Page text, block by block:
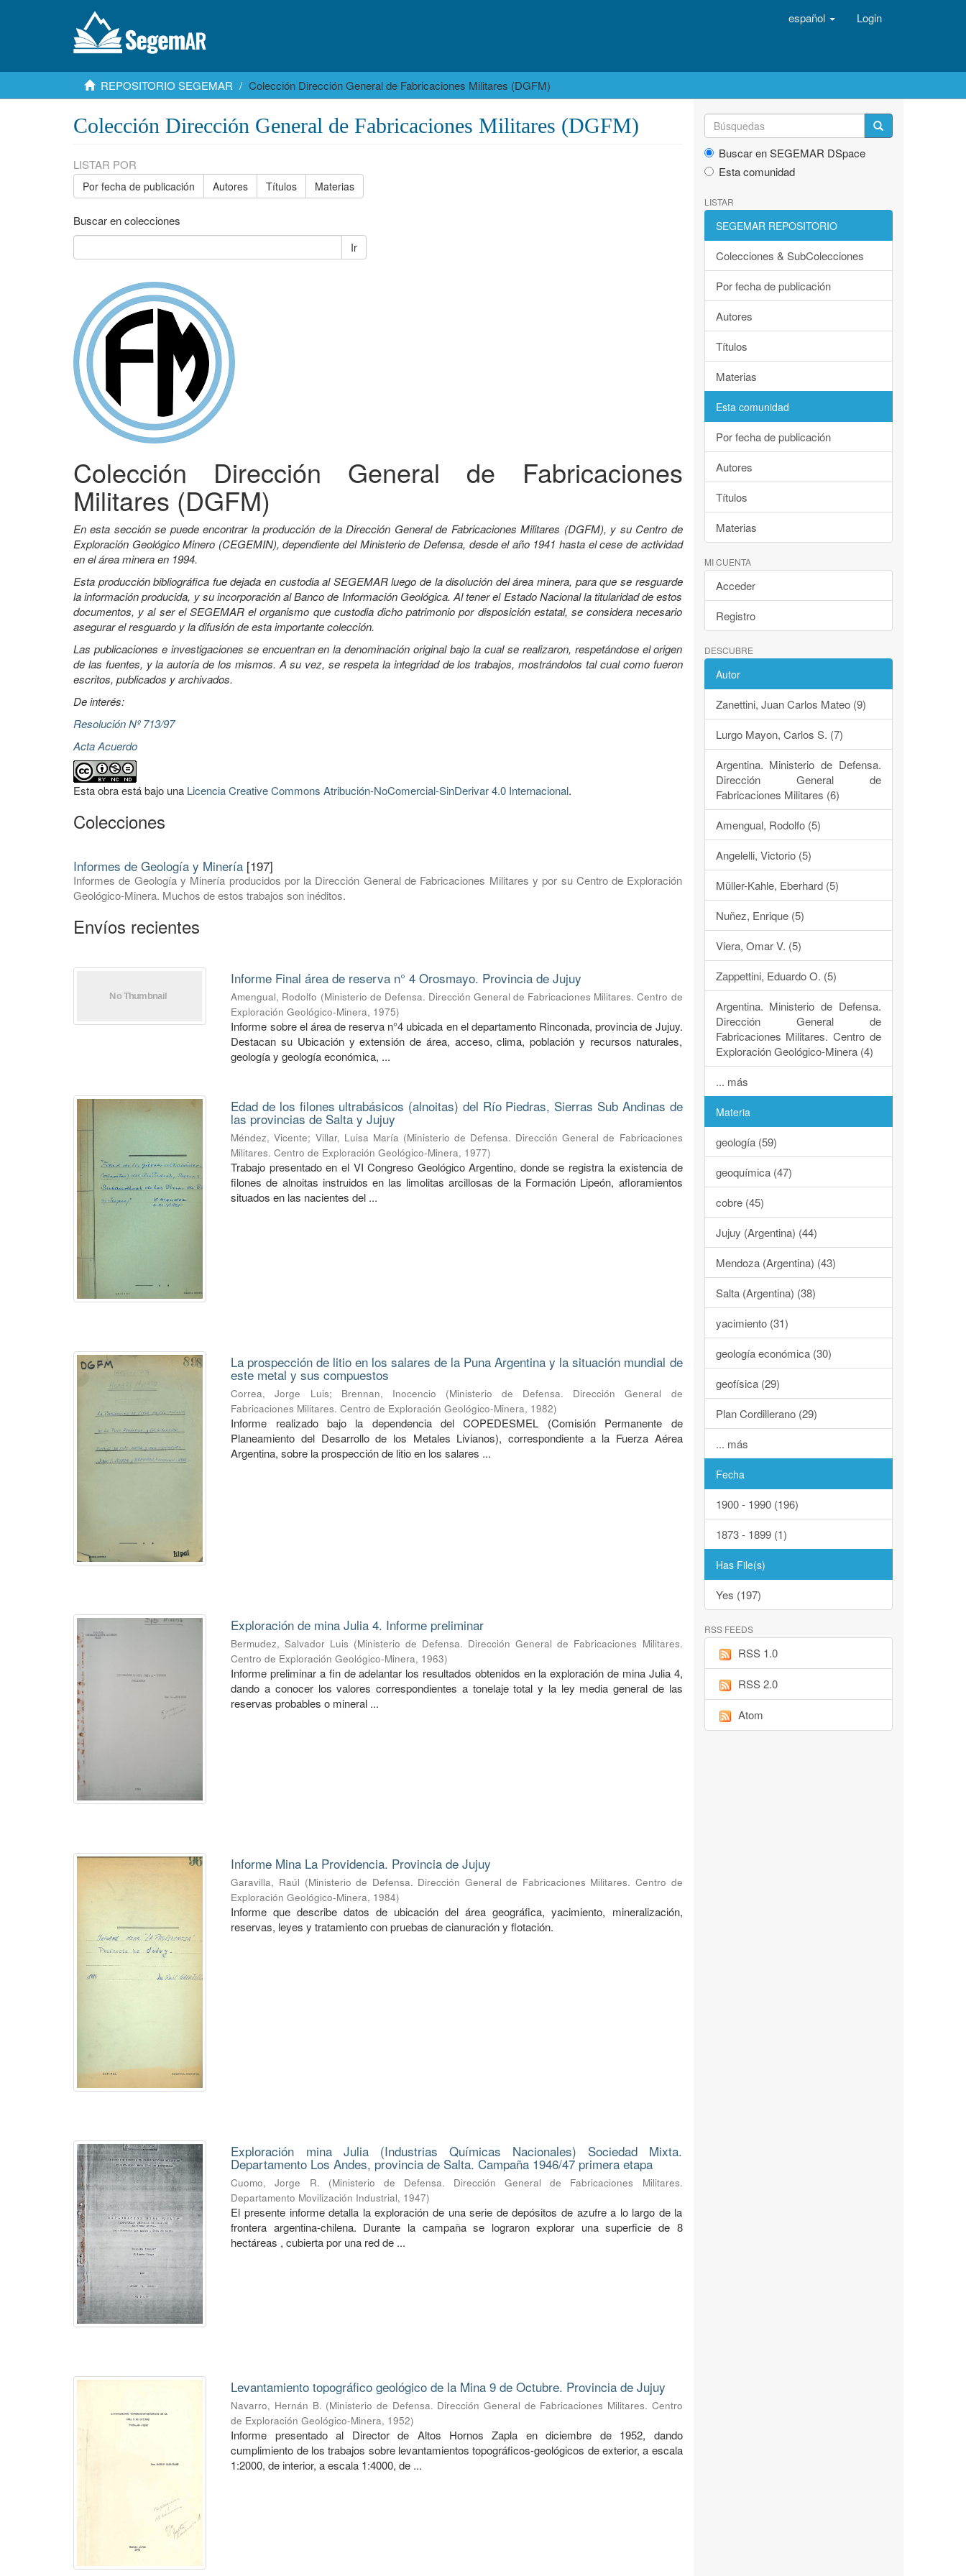
español Login
REPOSITORIO SEGEMAR Colección Dirección General de Fabricaciones Militares (DGFM)
Colección Dirección General de Fabricaciones Militares (DGFM)
LISTAR POR
Por fecha de publicación Autores Títulos Materias
Buscar en colecciones
Ir
Colección Dirección General de Fabricaciones
Militares (DGFM)
En esta sección se puede encontrar la producción de la Dirección General de Fabricaciones Militares (DGFM), y su Centro de
Exploración Geológico Minero (CEGEMIN), dependiente del Ministerio de Defensa, desde el año 1941 hasta el cese de actividad
en el área minera en 1994.
Esta producción bibliográfica fue dejada en custodia al SEGEMAR luego de la disolución del área minera, para que se resguarde
la información producida, y su incorporación al Banco de Información Geológica. Al tener el Estado Nacional la titularidad de estos
documentos, y al ser el SEGEMAR el organismo que custodia dicho patrimonio por disposición estatal, se considera necesario
asegurar el resguardo y la difusión de esta importante colección.
Las publicaciones e investigaciones se encuentran en la denominación original bajo la cual se realizaron, respetándose el origen
de las fuentes, y la autoría de los mismos. A su vez, se respeta la integridad de los trabajos, mostrándolos tal cual como fueron
escritos, publicados y archivados.
De interés:
Resolución Nº 713/97
Acta Acuerdo
Esta obra está bajo una Licencia Creative Commons Atribución-NoComercial-SinDerivar 4.0 Internacional.
Colecciones
Informes de Geología y Minería [197]
Informes de Geología y Minería producidos por la Dirección General de Fabricaciones Militares y por su Centro de Exploración
Geológico-Minera. Muchos de estos trabajos son inéditos.
Envíos recientes
Informe Final área de reserva n° 4 Orosmayo. Provincia de Jujuy
Amengual, Rodolfo (Ministerio de Defensa. Dirección General de Fabricaciones Militares. Centro de
Exploración Geológico-Minera, 1975)
Informe sobre el área de reserva n°4 ubicada en el departamento Rinconada, provincia de Jujuy.
Destacan su Ubicación y extensión de área, acceso, clima, población y recursos naturales,
geología y geología económica, ...
Edad de los filones ultrabásicos (alnoitas) del Río Piedras, Sierras Sub Andinas de
las provincias de Salta y Jujuy
Méndez, Vicente; Villar, Luisa María (Ministerio de Defensa. Dirección General de Fabricaciones
Militares. Centro de Exploración Geológico-Minera, 1977)
Trabajo presentado en el VI Congreso Geológico Argentino, donde se registra la existencia de
filones de alnoitas instruidos en las limolitas arcillosas de la Formación Lipeón, afloramientos
situados en las nacientes del ...
La prospección de litio en los salares de la Puna Argentina y la situación mundial de
este metal y sus compuestos
Correa, Jorge Luis; Brennan, Inocencio (Ministerio de Defensa. Dirección General de
Fabricaciones Militares. Centro de Exploración Geológico-Minera, 1982)
Informe realizado bajo la dependencia del COPEDESMEL (Comisión Permanente de
Planeamiento del Desarrollo de los Metales Livianos), correspondiente a la Fuerza Aérea
Argentina, sobre la prospección de litio en los salares ...
Exploración de mina Julia 4. Informe preliminar
Bermudez, Salvador Luis (Ministerio de Defensa. Dirección General de Fabricaciones Militares.
Centro de Exploración Geológico-Minera, 1963)
Informe preliminar a fin de adelantar los resultados obtenidos en la exploración de mina Julia 4,
dando a conocer los valores correspondientes a tonelaje total y la ley media general de las
reservas probables o mineral ...
Informe Mina La Providencia. Provincia de Jujuy
Garavilla, Raúl (Ministerio de Defensa. Dirección General de Fabricaciones Militares. Centro de
Exploración Geológico-Minera, 1984)
Informe que describe datos de ubicación del área geográfica, yacimiento, mineralización,
reservas, leyes y tratamiento con pruebas de cianuración y flotación.
Exploración mina Julia (Industrias Químicas Nacionales) Sociedad Mixta.
Departamento Los Andes, provincia de Salta. Campaña 1946/47 primera etapa
Cuomo, Jorge R. (Ministerio de Defensa. Dirección General de Fabricaciones Militares.
Departamento Movilización Industrial, 1947)
El presente informe detalla la exploración de una serie de depósitos de azufre a lo largo de la
frontera argentina-chilena. Durante la campaña se lograron explorar una superficie de 8
hectáreas , cubierta por una red de ...
Levantamiento topográfico geológico de la Mina 9 de Octubre. Provincia de Jujuy
Navarro, Hernán B. (Ministerio de Defensa. Dirección General de Fabricaciones Militares. Centro
de Exploración Geológico-Minera, 1952)
Informe presentado al Director de Altos Hornos Zapla en diciembre de 1952, dando
cumplimiento de los trabajos sobre levantamientos topográficos-geológicos de exterior, a escala
1:2000, de interior, a escala 1:4000, de ...
Buscar en SEGEMAR DSpace
Esta comunidad
LISTAR
SEGEMAR REPOSITORIO
Colecciones & SubColecciones
Por fecha de publicación
Autores
Títulos
Materias
Esta comunidad
Por fecha de publicación
Autores
Títulos
Materias
MI CUENTA
Acceder
Registro
DESCUBRE
Autor
Zanettini, Juan Carlos Mateo (9)
Lurgo Mayon, Carlos S. (7)
Argentina. Ministerio de Defensa.
Dirección General de
Fabricaciones Militares (6)
Amengual, Rodolfo (5)
Angelelli, Victorio (5)
Müller-Kahle, Eberhard (5)
Nuñez, Enrique (5)
Viera, Omar V. (5)
Zappettini, Eduardo O. (5)
Argentina. Ministerio de Defensa.
Dirección General de
Fabricaciones Militares. Centro de
Exploración Geológico-Minera (4)
... más
Materia
geología (59)
geoquímica (47)
cobre (45)
Jujuy (Argentina) (44)
Mendoza (Argentina) (43)
Salta (Argentina) (38)
yacimiento (31)
geología económica (30)
geofísica (29)
Plan Cordillerano (29)
... más
Fecha
1900 - 1990 (196)
1873 - 1899 (1)
Has File(s)
Yes (197)
RSS FEEDS
RSS 1.0
RSS 2.0
Atom